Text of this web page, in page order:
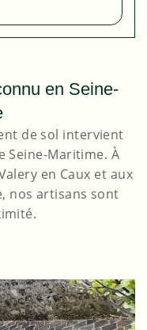
en Seine-
de sol intervient
Seine-Maritime. À
en Caux et aux
nos artisans sont